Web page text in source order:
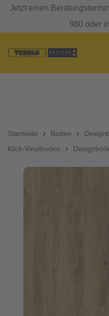
Jetzt einen
980 oder
Startseite Boden
Klick-Vinylboden